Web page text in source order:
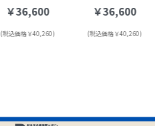
￥36,600
(税込価格￥40,260)
￥36,600
(税込価格￥40,260)